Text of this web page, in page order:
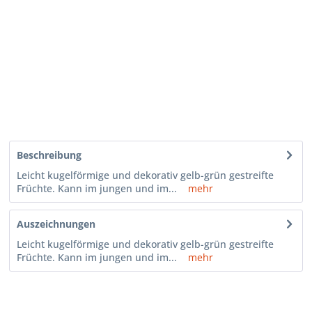
Beschreibung
Leicht kugelförmige und dekorativ gelb-grün gestreifte
Früchte. Kann im jungen und im...
mehr
Auszeichnungen
Leicht kugelförmige und dekorativ gelb-grün gestreifte
Früchte. Kann im jungen und im...
mehr